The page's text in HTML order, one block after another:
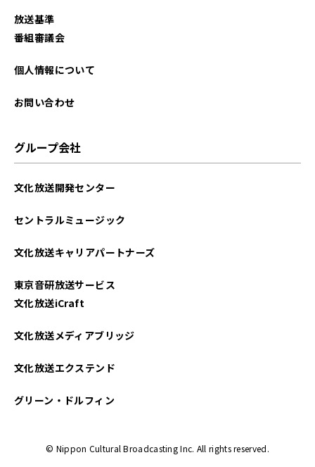
放送基準
番組審議会
個人情報について
お問い合わせ
グループ会社
文化放送開発センター
セントラルミュージック
文化放送キャリアパートナーズ
東京音研放送サービス
文化放送iCraft
文化放送メディアブリッジ
文化放送エクステンド
グリーン・ドルフィン
© Nippon Cultural Broadcasting Inc. All rights reserved.